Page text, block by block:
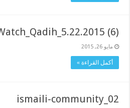
(6)
مايو 26, 2015
أكمل القراءة »
ismaili-community_02